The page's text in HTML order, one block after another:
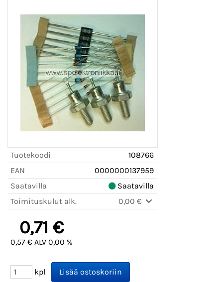
Tuotekoodi
108766
EAN
0000000137959
Saatavilla
Saatavilla
Toimituskulut alk.
0,00 €
0,71 €
0,57 € ALV 0,00 %
kpl